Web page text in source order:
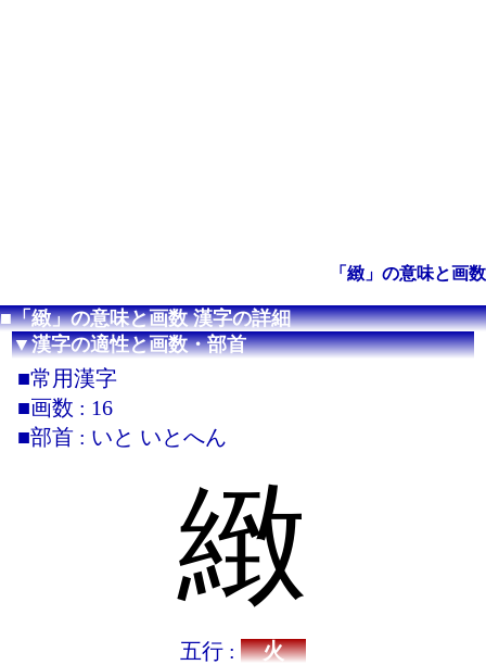
「緻」の意味と画数
■「緻」の意味と画数 漢字の詳細
▼漢字の適性と画数・部首
■常用漢字
■画数 : 16
■部首 : いと いとへん
緻
五行 : 火